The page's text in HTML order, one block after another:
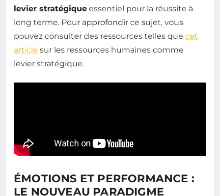
levier stratégique essentiel pour la réussite à
long terme. Pour approfondir ce sujet, vous
pouvez consulter des ressources telles que cet
article sur les ressources humaines comme
levier stratégique.
ÉMOTIONS ET PERFORMANCE :
LE NOUVEAU PARADIGME